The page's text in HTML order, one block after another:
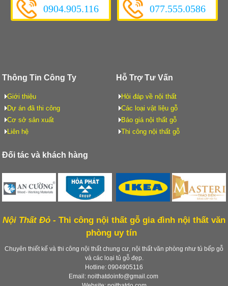
0904.905.116 077.555.0586
Thông Tin Công Ty
Giới thiệu
Dự án đã thi công
Cơ sở sản xuất
Liên hệ
Hỗ Trợ Tư Vấn
Hỏi đáp về nội thất
Các loại vật liệu gỗ
Báo giá nội thất gỗ
Thi công nội thất gỗ
Đối tác và khách hàng
Nội Thất Đỏ - Thi công nội thất gỗ gia đình nội thất văn
phòng uy tín
Chuyên thiết kế và thi công nội thất chung cư, nội thất văn phòng như tủ bếp gỗ
và các loại tủ gỗ đẹp.
Hotline: 0904905116
Email: noithatdoinfo@gmail.com